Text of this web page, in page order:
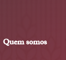
Quem somos